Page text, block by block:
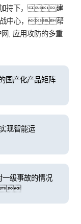
持下，建
战中心，帮
, 应用攻防的多重
国产化产品矩阵
现智能运
一级事故的情况
